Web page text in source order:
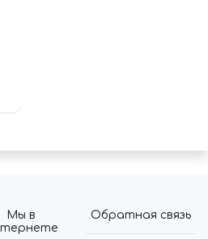
TILE-2 .CATALOG-SECTION-
LIST.C-CATALOG-SECTION-
LIST-CATALOG-TILE-2
Мы в
Обратная связь